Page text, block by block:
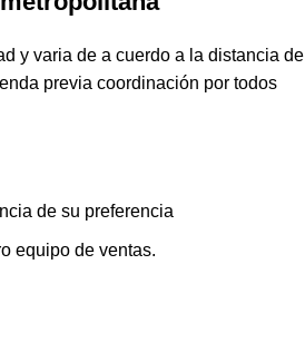
y varia de a cuerdo a la distancia de
previa coordinación por todos
de su preferencia
equipo de ventas.